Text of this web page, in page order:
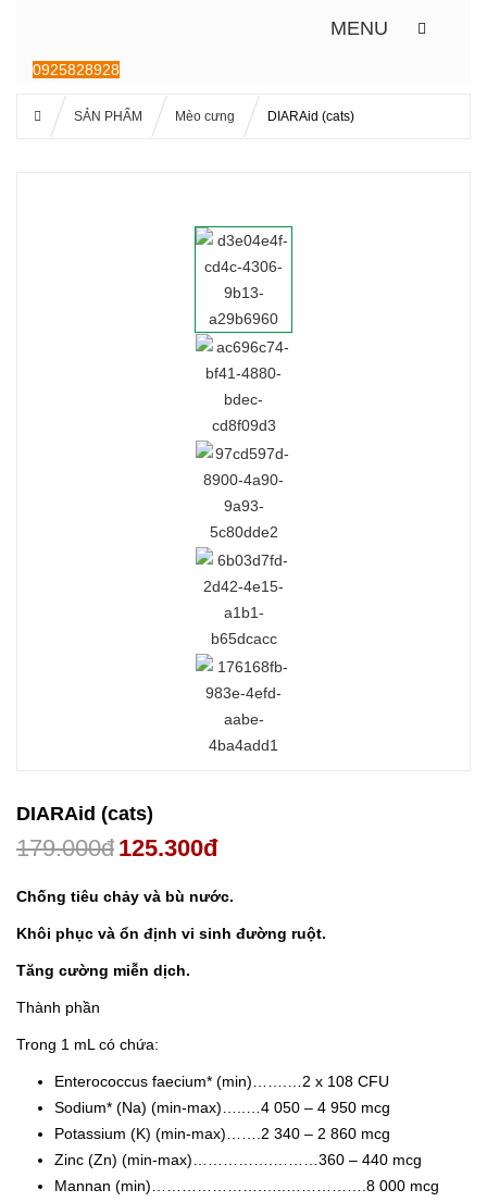
MENU
0925828928
SẢN PHẨM Mèo cưng DIARAid (cats)
DIARAid (cats)
179.000đ 125.300đ
Chống tiêu chảy và bù nước.
Khôi phục và ổn định vi sinh đường ruột.
Tăng cường miễn dịch.
Thành phần
Trong 1 mL có chứa:
Enterococcus faecium* (min)…….…2 x 108 CFU
Sodium* (Na) (min-max)…..…4 050 – 4 950 mcg
Potassium (K) (min-max)…….2 340 – 2 860 mcg
Zinc (Zn) (min-max)…………….………360 – 440 mcg
Mannan (min)………………….…..…………….8 000 mcg